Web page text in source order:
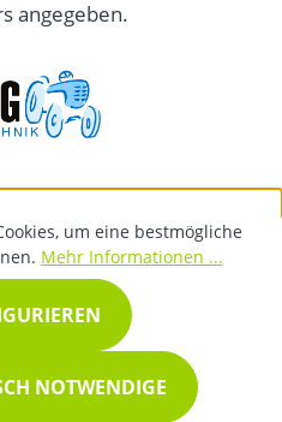
angegeben.
um eine bestmögliche
Mehr Informationen ...
NOTWENDIGE